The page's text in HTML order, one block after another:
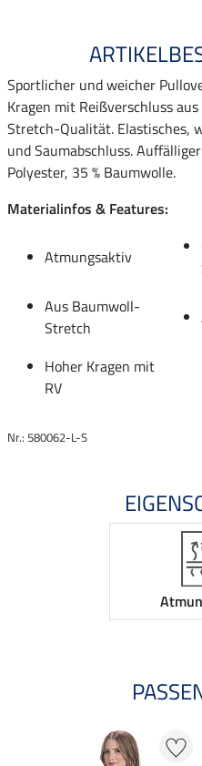
Sportlicher und weicher
Kragen mit Reißverschluss
Stretch-Qualität. Elastisches,
und Saumabschluss.
Polyester, 35 % Baumwolle.
Materialinfos & Features:
Atmungsaktiv
Aus Baumwoll-
Stretch
Hoher Kragen mit
RV
Nr.: 580062-L-S